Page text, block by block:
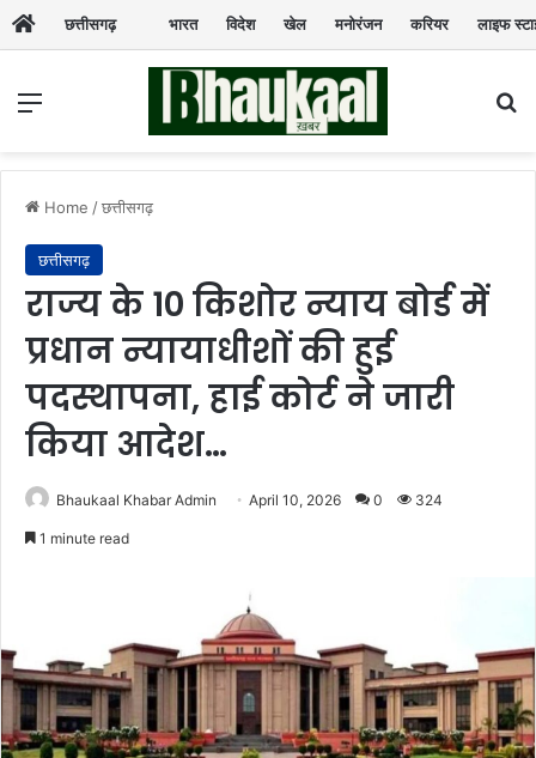
छत्तीसगढ़ भारत विदेश खेल मनोरंजन करियर लाइफ
Menu
Home /छत्तीसगढ़
छत्तीसगढ़
राज्य के 10 किशोर न्याय बोर्ड में
प्रधान न्यायाधीशों की हुई
पदस्थापना, हाई कोर्ट ने जारी
किया आदेश…
Bhaukaal Khabar Admin April 10, 2026 0 324
1 minute read